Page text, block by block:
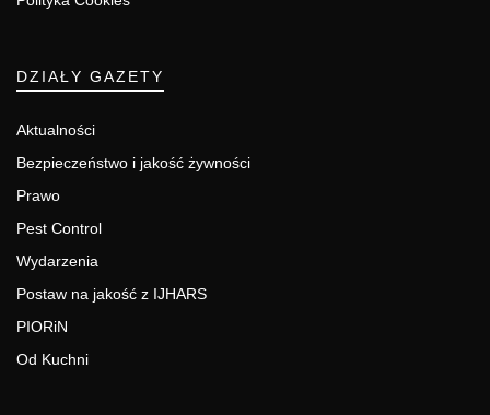
DZIAŁY GAZETY
Aktualności
Bezpieczeństwo i jakość żywności
Prawo
Pest Control
Wydarzenia
Postaw na jakość z IJHARS
PIORiN
Od Kuchni